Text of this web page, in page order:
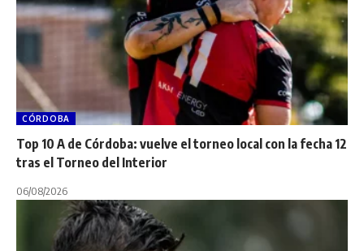
CÓRDOBA
Top 10 A de Córdoba: vuelve el torneo local con la fecha 12
tras el Torneo del Interior
06/08/2026